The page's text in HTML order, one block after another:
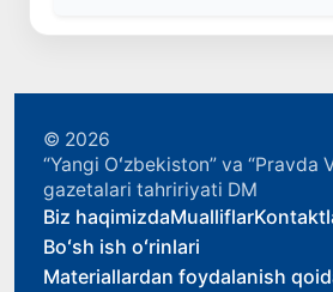
© 2026
“Yangi Oʻzbekiston” va “Pravda
gazetalari tahririyati DM
Biz haqimizdaMualliflar
Boʻsh ish oʻrinlari
Materiallardan foydalanish